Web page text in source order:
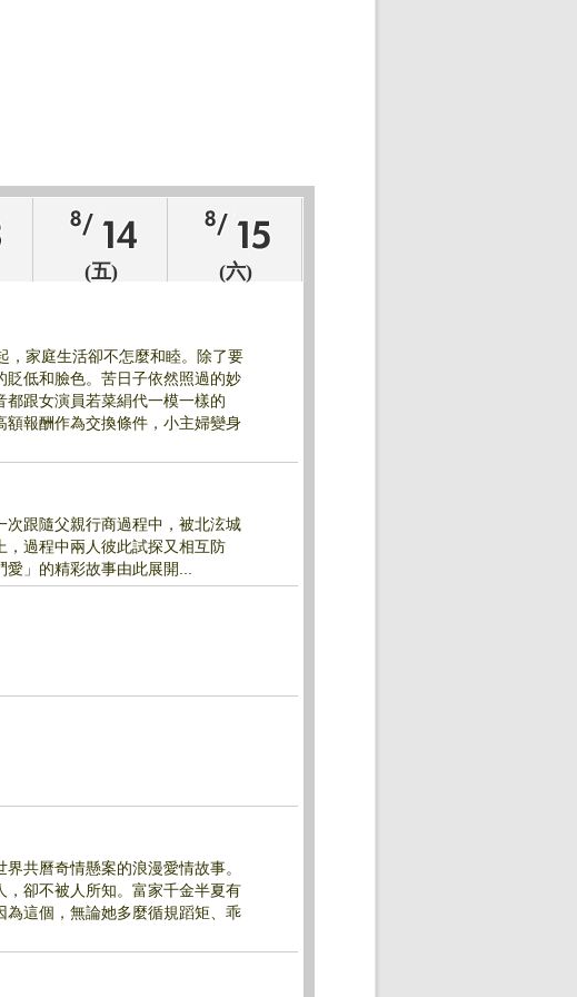
(五) (六)
，家庭生活卻不怎麼和睦。除了要
低和臉色。苦日子依然照過的妙
跟女演員若菜絹代一模一樣的
報酬作為交換條件，小主婦變身
跟隨父親行商過程中，被北泫城
過程中兩人彼此試探又相互防
」的精彩故事由此展開...
共曆奇情懸案的浪漫愛情故事。
卻不被人所知。富家千金半夏有
這個，無論她多麼循規蹈矩、乖